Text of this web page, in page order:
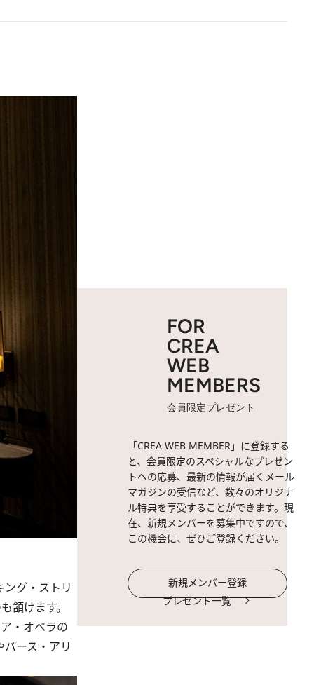
グ・ストリ
頷けます。
・オペラの
ース・アリ
FOR
CREA
WEB
MEMBERS
会員限定プレゼント
「CREA WEB MEMBER」に登録する
と、会員限定のスペシャルなプレゼン
トへの応募、最新の情報が届くメール
マガジンの受信など、数々のオリジナ
ル特典を享受することができます。現
在、新規メンバーを募集中ですので、
この機会に、ぜひご登録ください。
新規メンバー登録
プレゼント一覧